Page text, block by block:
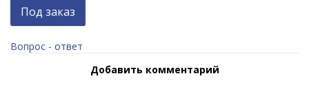
Под заказ
Вопрос - ответ
Добавить комментарий